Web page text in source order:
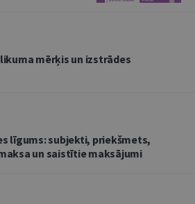
mērķis un izstrādes
līgums: subjekti, priekšmets,
un saistītie maksājumi